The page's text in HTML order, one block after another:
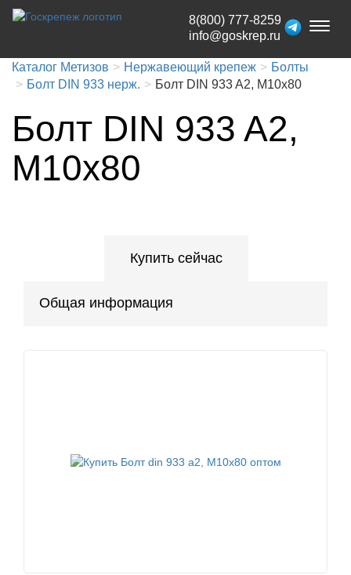
Toggle
8(800) 777-8259
info@goskrep.ru
Каталог Метизов Нержавеющий крепеж
Болты
Болт DIN 933 нерж.
Болт DIN 933 A2, М10x80
Болт DIN 933 A2,
М10x80
Купить сейчас
Общая информация